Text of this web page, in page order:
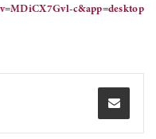
c&app=desktop